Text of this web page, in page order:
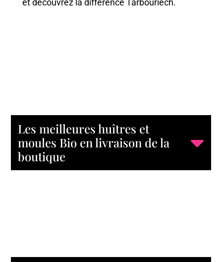
et découvrez la différence Tarbouriech.
Les meilleures huîtres et
moules Bio en livraison de la
boutique